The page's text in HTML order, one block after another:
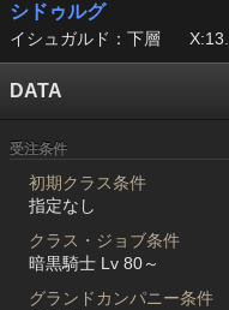
シドゥルグ
イシュガルド：下層
DATA
受注条件
初期クラス条件
指定なし
クラス・ジョブ条件
暗黒騎士 Lv 80～
グランドカンパニー条件